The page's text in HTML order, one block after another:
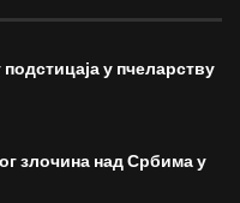
у пчеларству
злочина над Србима у